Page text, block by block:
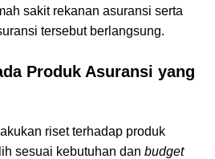
sakit rekanan asuransi serta
tersebut berlangsung.
Produk Asuransi yang
riset terhadap produk
sesuai kebutuhan dan budget